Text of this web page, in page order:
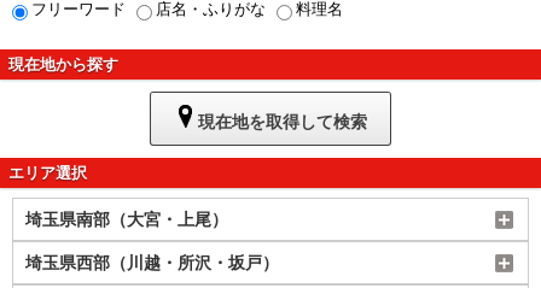
フリーワード 店名・ふりがな 料理名
現在地から探す
現在地を取得して検索
エリア選択
埼玉県南部（大宮・上尾）
埼玉県西部（川越・所沢・坂戸）